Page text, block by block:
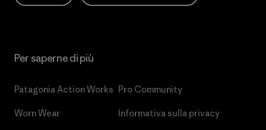
Per saperne di più
Patagonia Action Works
Worn Wear
Pro Community
Informativa sulla privacy